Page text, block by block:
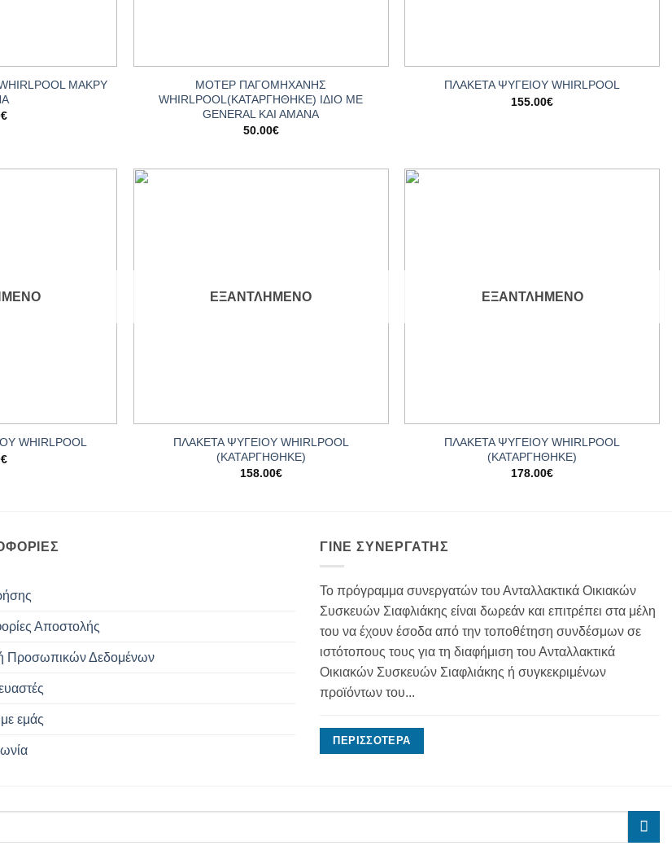
ΜΑΚΡΥ
€
ΜΟΤΕΡ ΠΑΓΟΜΗΧΑΝΗΣ
WHIRLPOOL(ΚΑΤΑΡΓΗΘΗΚΕ) ΙΔΙΟ ΜΕ
GENERAL KAI AMANA
50.00€
ΠΛΑΚΕΤΑ ΨΥΓΕΙΟΥ WHIRLPOOL
155.00€
WHIRLPOOL
€
ΕΞΑΝΤΛΗΜΈΝΟ
ΠΛΑΚΕΤΑ ΨΥΓΕΙΟΥ WHIRLPOOL
(ΚΑΤΑΡΓΗΘΗΚΕ)
158.00€
ΕΞΑΝΤΛΗΜΈΝΟ
ΠΛΑΚΕΤΑ ΨΥΓΕΙΟΥ WHIRLPOOL
(ΚΑΤΑΡΓΗΘΗΚΕ)
178.00€
Αποστολής
Προσωπικών Δεδομένων
εμάς
ΓΊΝΕ ΣΥΝΕΡΓΆΤΗΣ
Το πρόγραμμα συνεργατών του Ανταλλακτικά Οικιακών
Συσκευών Σιαφλιάκης είναι δωρεάν και επιτρέπει στα μέλη
του να έχουν έσοδα από την τοποθέτηση συνδέσμων σε
ιστότοπους τους για τη διαφήμιση του Ανταλλακτικά
Οικιακών Συσκευών Σιαφλιάκης ή συγκεκριμένων
προϊόντων του...
ΠΕΡΙΣΣΌΤΕΡΑ